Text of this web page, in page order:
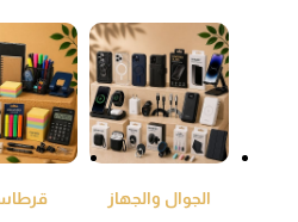
الجوال والجهاز